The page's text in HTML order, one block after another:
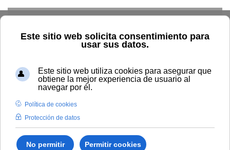
Inicio Estudiar Oferta académica
Publicaciones
Ciencias Sociales
The Ailing Welfare State
The Ailing Welfare State